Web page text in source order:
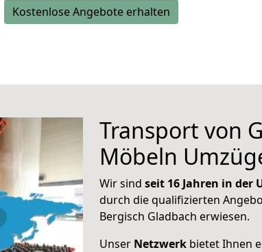
Kostenlose Angebote erhalten
Transport von
Möbeln
Wir sind seit 16 Jahren in der
durch die qualifizierten
Bergisch Gladbach erwiesen.
Unser Netzwerk bietet Ihnen